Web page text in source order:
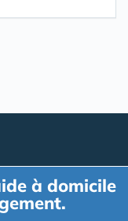
à domicile